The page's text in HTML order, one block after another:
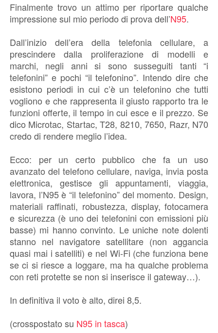
Finalmente trovo un attimo per riportare qualche
impressione sul mio periodo di prova dell’N95.
Dall’inizio dell’era della telefonia cellulare, a
prescindere dalla proliferazione di modelli e
marchi, negli anni si sono susseguiti tanti “i
telefonini” e pochi “il telefonino”. Intendo dire che
esistono periodi in cui c’è un telefonino che tutti
vogliono e che rappresenta il giusto rapporto tra le
funzioni offerte, il tempo in cui esce e il prezzo. Se
dico Microtac, Startac, T28, 8210, 7650, Razr, N70
credo di rendere meglio l’idea.
Ecco: per un certo pubblico che fa un uso
avanzato del telefono cellulare, naviga, invia posta
elettronica, gestisce gli appuntamenti, viaggia,
lavora, l’N95 è “il telefonino” del momento. Design,
materiali raffinati, robustezza, display, fotocamera
e sicurezza (è uno dei telefonini con emissioni più
basse) mi hanno convinto. Le uniche note dolenti
stanno nel navigatore satellitare (non aggancia
quasi mai i satelliti) e nel Wi-Fi (che funziona bene
se ci si riesce a loggare, ma ha qualche problema
con reti protette se non si inserisce il gateway…).
In definitiva il voto è alto, direi 8,5.
(crosspostato su N95 in tasca)